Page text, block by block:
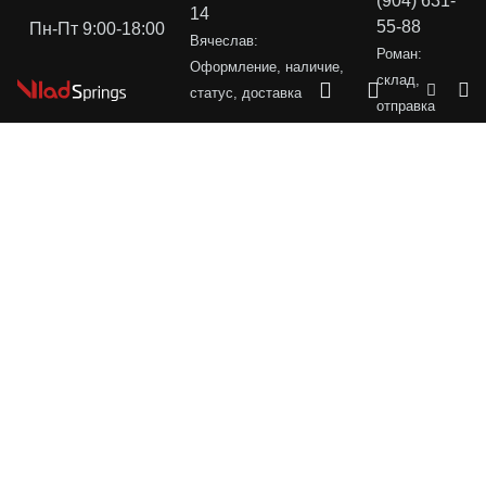
Пн-Пт 9:00-18:00
14
Вячеслав:
Оформление, наличие,
статус, доставка
55-88
Роман:
склад,
отправка